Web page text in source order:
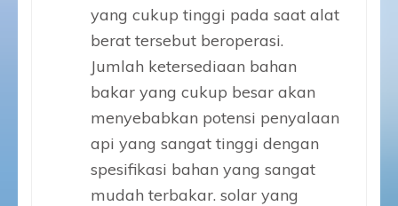
yang cukup tinggi pada saat alat
berat tersebut beroperasi.
Jumlah ketersediaan bahan
bakar yang cukup besar akan
menyebabkan potensi penyalaan
api yang sangat tinggi dengan
spesifikasi bahan yang sangat
mudah terbakar. solar yang